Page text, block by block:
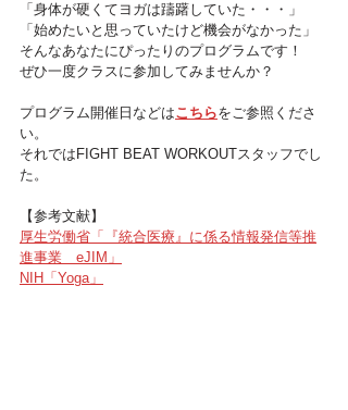
「身体が硬くてヨガは躊躇していた・・・」
「始めたいと思っていたけど機会がなかった」
そんなあなたにぴったりのプログラムです！
ぜひ一度クラスに参加してみませんか？
プログラム開催日などはこちらをご参照くださ
い。
それではFIGHT BEAT WORKOUTスタッフでし
た。
【参考文献】
厚生労働省「『統合医療』に係る情報発信等推
進事業　eJIM」
NIH「Yoga」